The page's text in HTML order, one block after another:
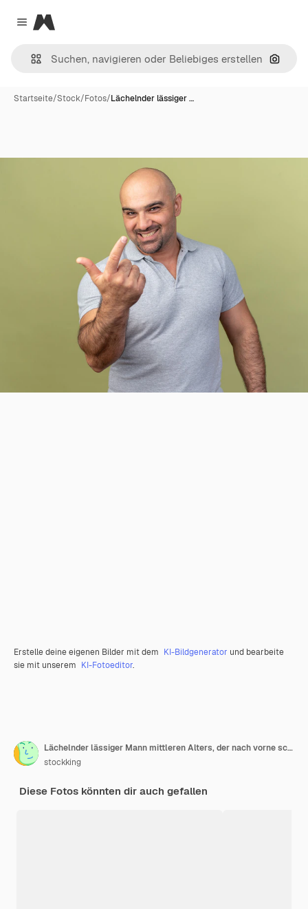
Close menu
Magnific
Nach
Startseite/Stock/Fotos/Lächelnder lässiger …
Erstelle deine eigenen Bilder mit dem KI-Bildgenerator und bearbeite
sie mit unserem KI-Fotoeditor.
Lächelnder lässiger Mann mittleren Alters, der nach vorne schaut und eine Verlierer-Geste isoliert auf olivgrüner Wand macht
stockking
Diese Fotos könnten dir auch gefallen